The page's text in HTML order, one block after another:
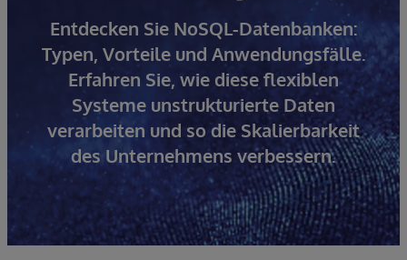
Entdecken Sie NoSQL-Datenbanken:
Typen, Vorteile und Anwendungsfälle.
Erfahren Sie, wie diese flexiblen
Systeme unstrukturierte Daten
verarbeiten und so die Skalierbarkeit
des Unternehmens verbessern.